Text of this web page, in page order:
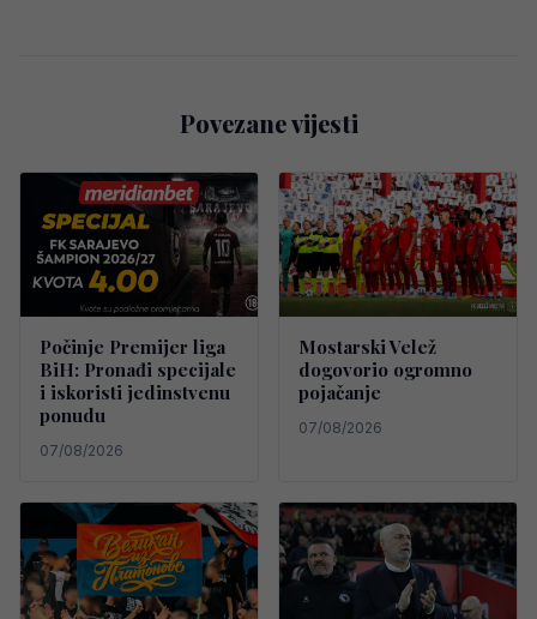
Povezane vijesti
Počinje Premijer liga
BiH: Pronađi specijale
i iskoristi jedinstvenu
ponudu
07/08/2026
Mostarski Velež
dogovorio ogromno
pojačanje
07/08/2026